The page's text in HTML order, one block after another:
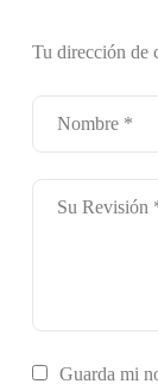
Tu dirección de
Guarda mi